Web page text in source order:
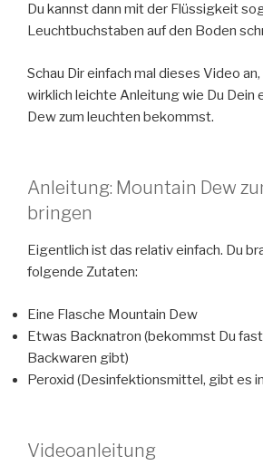
Du kannst dann mit der Flüssigkeit
Leuchtbuchstaben auf den Boden
Schau Dir einfach mal dieses Video
wirklich leichte Anleitung wie Du Dein
Dew zum leuchten bekommst.
Anleitung: Mountain Dew
bringen
Eigentlich ist das relativ einfach. Du
folgende Zutaten:
Eine Flasche Mountain Dew
Etwas Backnatron (bekommst Du
Backwaren gibt)
Peroxid (Desinfektionsmittel, gibt es
Videoanleitung